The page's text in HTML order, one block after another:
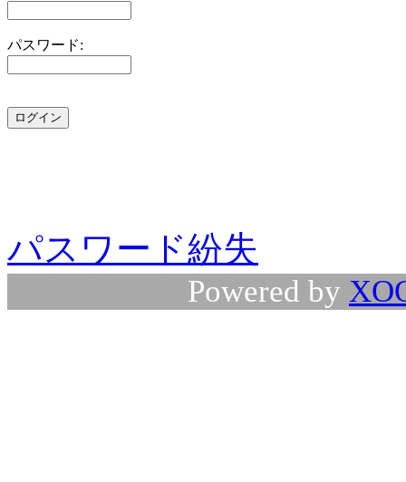
パスワード:
パスワード紛失
Powered by